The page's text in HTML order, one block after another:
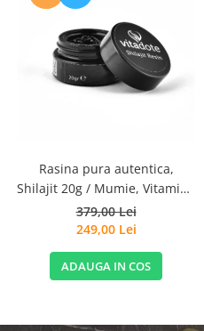
Rasina pura autentica,
Shilajit 20g / Mumie, Vitamine
si Micronutrienti - Vitadote
379,00 Lei
249,00 Lei
ADAUGA IN COS